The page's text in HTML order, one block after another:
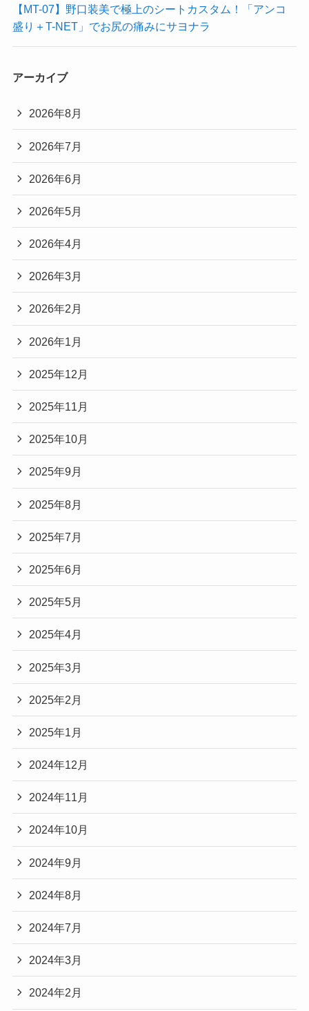
【MT-07】野口装美で極上のシートカスタム！「アンコ
盛り＋T-NET」でお尻の痛みにサヨナラ
アーカイブ
2026年8月
2026年7月
2026年6月
2026年5月
2026年4月
2026年3月
2026年2月
2026年1月
2025年12月
2025年11月
2025年10月
2025年9月
2025年8月
2025年7月
2025年6月
2025年5月
2025年4月
2025年3月
2025年2月
2025年1月
2024年12月
2024年11月
2024年10月
2024年9月
2024年8月
2024年7月
2024年3月
2024年2月